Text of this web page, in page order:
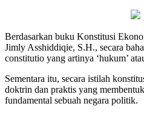
Berdasarkan buku Konstitusi
Jimly Asshiddiqie, S.H., secara
constitutio yang artinya ‘hukum’
Sementara itu, secara istilah
doktrin dan praktis yang
fundamental sebuah negara politik.